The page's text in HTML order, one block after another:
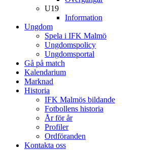
U19
Information
Ungdom
Spela i IFK Malmö
Ungdomspolicy
Ungdomsportal
Gå på match
Kalendarium
Marknad
Historia
IFK Malmös bildande
Fotbollens historia
År för år
Profiler
Ordföranden
Kontakta oss